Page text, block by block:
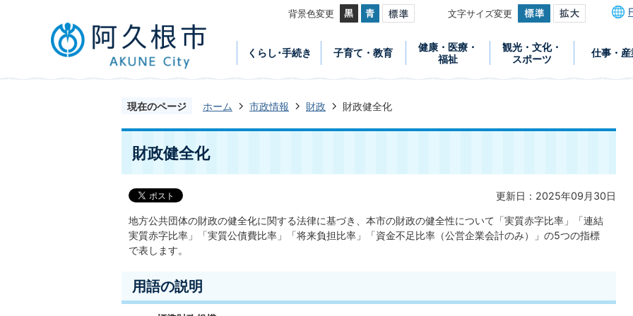
背景色変更 文字サイズ変更
くらし･手続き 子育て・教育
健康・医療・
福祉
観光・文化・
スポーツ
仕事・
現在のページ ホーム 市政情報 財政 財政健全化
財政健全化
更新日：2025年09月30日
地方公共団体の財政の健全化に関する法律に基づき、本市の財政の健全性について「実質赤字比率」「連結
実質赤字比率」「実質公債費比率」「将来負担比率」「資金不足比率（公営企業会計のみ）」の5つの指標
で表します。
用語の説明